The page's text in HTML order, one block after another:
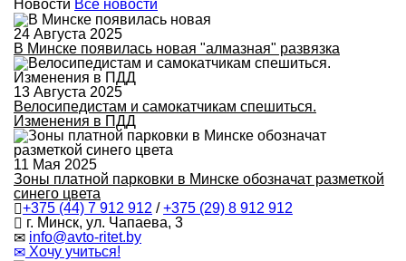
Новости Все новости
24 Августа 2025
В Минске появилась новая "алмазная" развязка
13 Августа 2025
Велосипедистам и самокатчикам спешиться.
Изменения в ПДД
11 Мая 2025
Зоны платной парковки в Минске обозначат разметкой
синего цвета
+375 (44) 7 912 912 /+375 (29) 8 912 912
г. Минск, ул. Чапаева, 3
infо@avtо-ritеt.by
Хочу учиться!